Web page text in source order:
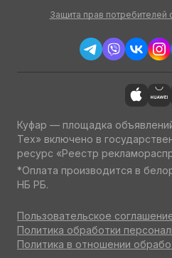
Защита прав
Куфар — площадка
Тех» включено в
ресурс «Реестр
*Оплата производится в
НБ РБ.
Пользовательское
Политика обработки
Политика в отношении